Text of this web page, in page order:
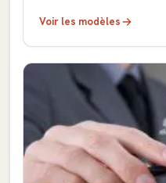
Voir les modèles